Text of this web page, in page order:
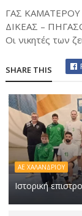
ΓΑΣ
ΔΙΚΕΑΣ –
Οι νικητές των
SHARE THIS
ΑΕ ΧΑΛΑΝΔΡΙΟΥ
Ιστορική